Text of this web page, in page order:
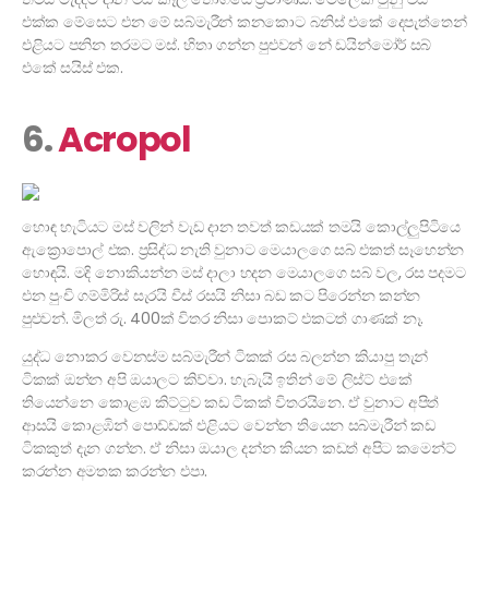
එක්ක මේසෙට එන මේ සබ්මැරීන් කනකොට බනිස් එකේ දෙපැත්තෙන්
එළියට පනින තරමට මස්. හිතා ගන්න පුළුවන් නේ ඩයින්මෝර් සබ්
එකේ සයිස් එක.
6.Acropol
හොඳ හැටියට මස් වලින් වැඩ දාන තවත් කඩයක් තමයි කොල්ලුපිටියෙ
ඇක්‍රොපොල් එක. ප්‍රසිද්ධ නැති වුනාට මෙයාලගෙ සබ් එකත් සෑහෙන්න
හොඳයි. මදි නොකියන්න මස් දාලා හදන මෙයාලගෙ සබ් වල, රස පදමට
එන පුංචි ගම්මිරිස් සැරයි චීස් රසයි නිසා බඩ කට පිරෙන්න කන්න
පුළුවන්. මිලත් රු. 400ක් විතර නිසා පොකට් එකටත් ගාණක් නෑ.
යුද්ධ නොකර වෙනස්ම සබ්මැරීන් ටිකක් රස බලන්න කියාපු තැන්
ටිකක් ඔන්න අපි ඔයාලට කිව්වා. හැබැයි ඉතින් මේ ලිස්ට් එකේ
තියෙන්නෙ කොළඹ කිට්ටුව කඩ ටිකක් විතරයිනෙ. ඒ වුනාට අපිත්
ආසයි කොළඹින් පොඩ්ඩක් එළියට වෙන්න තියෙන සබ්මැරීන් කඩ
ටිකකුත් දැන ගන්න. ඒ නිසා ඔයාල දන්න කියන කඩත් අපිට කමෙන්ට්
කරන්න අමතක කරන්න එපා.